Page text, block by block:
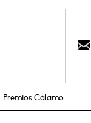
Premios Cálamo